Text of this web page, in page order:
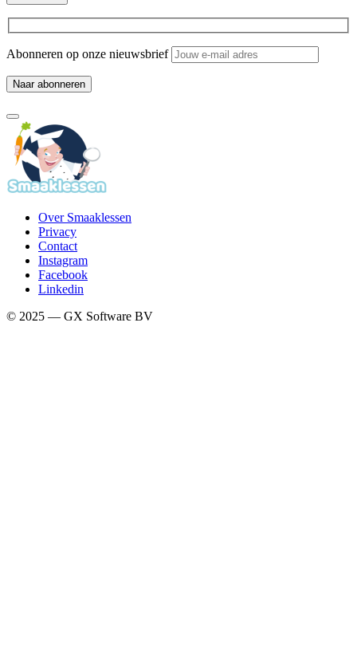
Abonneren op onze nieuwsbrief
Over Smaaklessen
Privacy
Contact
Instagram
Facebook
Linkedin
© 2025 — GX Software BV